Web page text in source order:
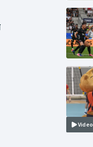
Video